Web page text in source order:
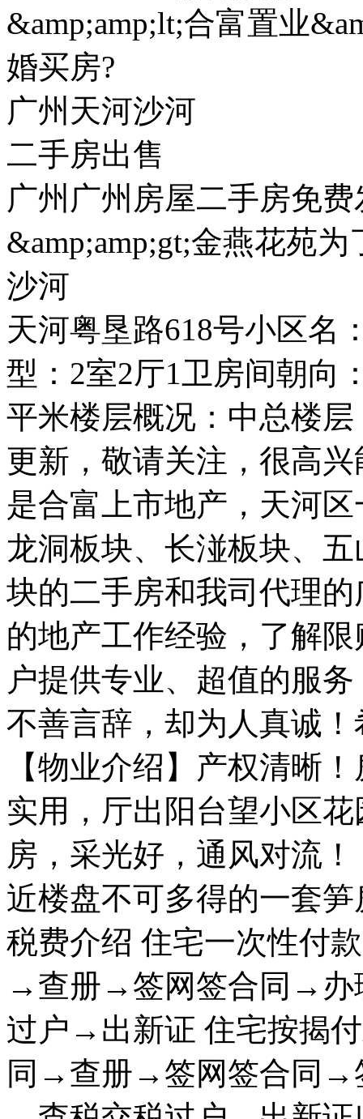
&amp;amp;lt;合富置业
婚买房?
广州天河沙河
二手房出售
广州广州房屋二手房免
&amp;amp;gt;金燕花苑
沙河
天河粤垦路618号小区名
型：2室2厅1卫房间朝向
平米楼层概况：中总楼
更新，敬请关注，很高
是合富上市地产，天河
龙洞板块、长湴板块、
块的二手房和我司代理
的地产工作经验，了解
户提供专业、超值的服
不善言辞，却为人真诚
【物业介绍】产权清晰
实用，厅出阳台望小区
房，采光好，通风对流
近楼盘不可多得的一套
税费介绍 住宅一次性付
→查册→签网签合同→办
过户→出新证 住宅按揭
同→查册→签网签合同→